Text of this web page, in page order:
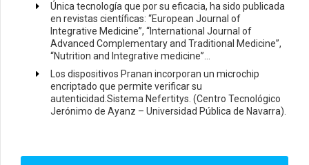
Única tecnología que por su eficacia, ha sido publicada
en revistas científicas: “European Journal of
Integrative Medicine”, “International Journal of
Advanced Complementary and Traditional Medicine”,
“Nutrition and Integrative medicine”…
Los dispositivos Pranan incorporan un microchip
encriptado que permite verificar su
autenticidad.Sistema Nefertitys. (Centro Tecnológico
Jerónimo de Ayanz – Universidad Pública de Navarra).